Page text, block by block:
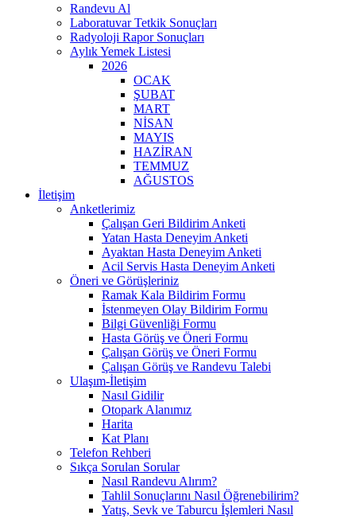
Randevu Al
Laboratuvar Tetkik Sonuçları
Radyoloji Rapor Sonuçları
Aylık Yemek Listesi
2026
OCAK
ŞUBAT
MART
NİSAN
MAYIS
HAZİRAN
TEMMUZ
AĞUSTOS
İletişim
Anketlerimiz
Çalışan Geri Bildirim Anketi
Yatan Hasta Deneyim Anketi
Ayaktan Hasta Deneyim Anketi
Acil Servis Hasta Deneyim Anketi
Öneri ve Görüşleriniz
Ramak Kala Bildirim Formu
İstenmeyen Olay Bildirim Formu
Bilgi Güvenliği Formu
Hasta Görüş ve Öneri Formu
Çalışan Görüş ve Öneri Formu
Çalışan Görüş ve Randevu Talebi
Ulaşım-İletişim
Nasıl Gidilir
Otopark Alanımız
Harita
Kat Planı
Telefon Rehberi
Sıkça Sorulan Sorular
Nasıl Randevu Alırım?
Tahlil Sonuçlarını Nasıl Öğrenebilirim?
Yatış, Sevk ve Taburcu İşlemleri Nasıl